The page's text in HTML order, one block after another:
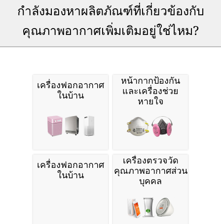
กำลังมองหาผลิตภัณฑ์ที่เกี่ยวข้องกับ
คุณภาพอากาศเพิ่มเติมอยู่ใช่ไหม?
เครื่องฟอกอากาศ
ในบ้าน
หน้ากากป้องกัน
และเครื่องช่วย
หายใจ
เครื่องฟอกอากาศ
ในบ้าน
เครื่องตรวจวัด
คุณภาพอากาศส่วน
บุคคล